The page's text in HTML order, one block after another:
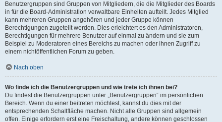
Benutzergruppen sind Gruppen von Mitgliedern, die die Mitglieder des Boards
in für die Board-Administration verwaltbare Einheiten aufteilt. Jedes Mitglied
kann mehreren Gruppen angehören und jeder Gruppe können
Berechtigungen zugeteilt werden. Dies erleichtert es den Administratoren,
Berechtigungen für mehrere Benutzer auf einmal zu ändern und sie zum
Beispiel zu Moderatoren eines Bereichs zu machen oder ihnen Zugriff zu
einem nichtöffentlichen Forum zu geben.
Nach oben
Wo finde ich die Benutzergruppen und wie trete ich ihnen bei?
Du findest die Benutzergruppen unter „Benutzergruppen“ im persönlichen
Bereich. Wenn du einer beitreten möchtest, kannst du dies mit der
entsprechenden Schaltfläche machen. Nicht alle Gruppen sind allgemein
offen. Einige erfordern erst eine Freischaltung, andere können geschlossen